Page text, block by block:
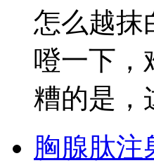
怎么越抹
噔一下，
糟的是，
胸腺肽注